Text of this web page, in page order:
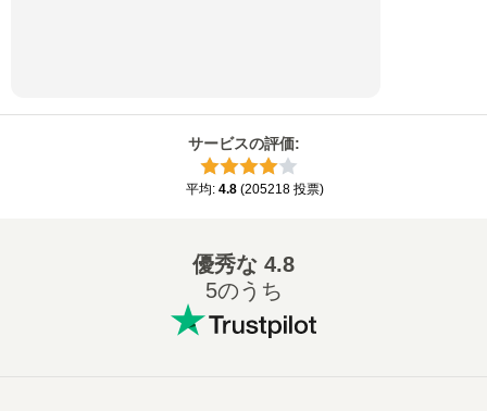
サービスの評価:
平均: 4.8 (205218 投票)
優秀な 4.8
5のうち